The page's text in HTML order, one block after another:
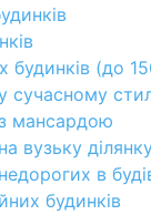
будинків (до
сучасному
мансардою
вузьку
в
будинків